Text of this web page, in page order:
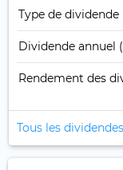
Type de dividende
Dividende annuel
Rendement des
Tous les